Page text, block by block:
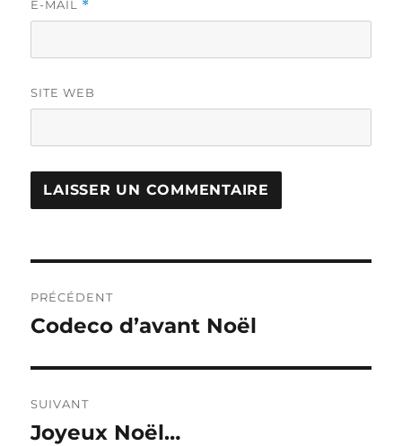
E-MAIL *
SITE WEB
de
PRÉCÉDENT
Publication
Codeco d’avant Noël
SUIVANT
Publication
Joyeux Noël…